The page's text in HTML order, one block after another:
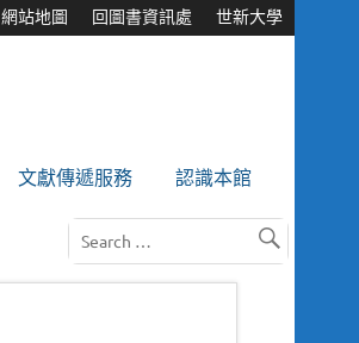
網站地圖 回圖書資訊處 世新大學
文獻傳遞服務 認識本館